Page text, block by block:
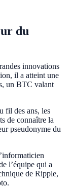
du
innovations
il a atteint une
un BTC valant
fil des ans, les
de connaître la
pseudonyme du
l’équipe qui a
de Ripple,